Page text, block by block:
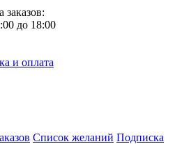
заказов:
до 18:00
и оплата
Список желаний Подписка